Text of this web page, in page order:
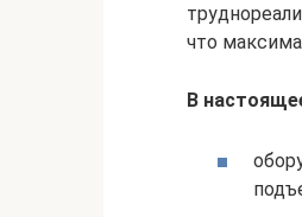
что
В